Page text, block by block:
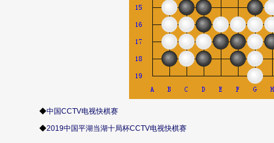
◆中国CCTV电视快棋赛
◆2019中国平湖当湖十局杯CCTV电视快棋赛